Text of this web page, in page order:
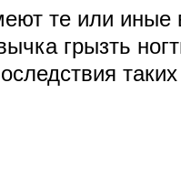
те или
грызть